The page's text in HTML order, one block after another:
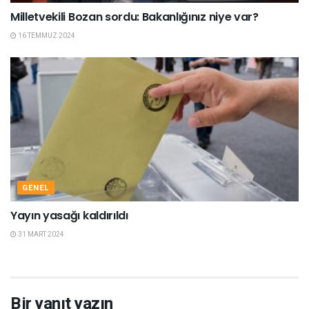
Milletvekili Bozan sordu: Bakanlığınız niye var?
16 TEMMUZ 2024
GENEL
Yayın yasağı kaldırıldı
31 MART 2024
Bir yanıt yazın